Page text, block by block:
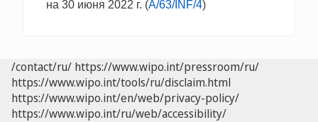
на 30 июня 2022 г. (A/63/INF/4)
/contact/ru/ https://www.wipo.int/pressroom/ru/
https://www.wipo.int/tools/ru/disclaim.html
https://www.wipo.int/en/web/privacy-policy/
https://www.wipo.int/ru/web/accessibility/